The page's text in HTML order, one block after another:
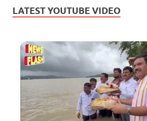
LATEST YOUTUBE VIDEO